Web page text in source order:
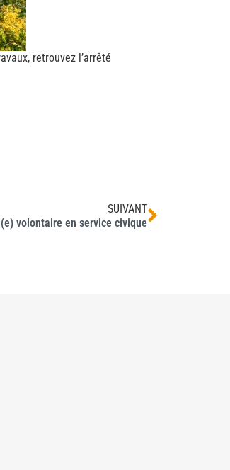
retrouvez l’arrêté
SUIVANT
volontaire en service civique